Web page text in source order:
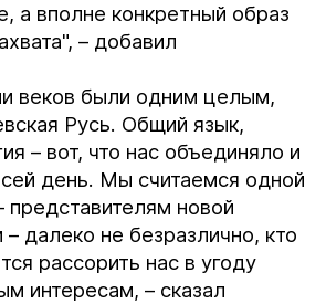
а вполне конкретный образ
– добавил
веков были одним целым,
Русь. Общий язык,
– вот, что нас объединяло и
день. Мы считаемся одной
новой
– далеко не безразлично, кто
рассорить нас в угоду
интересам, – сказал